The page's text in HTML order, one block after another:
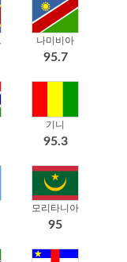
나미비아
95.7
기니
95.3
모리타니아
95